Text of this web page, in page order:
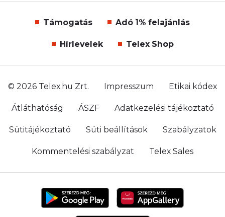
Támogatás Adó 1% felajánlás
Hírlevelek Telex Shop
© 2026 Telex.hu Zrt. Impresszum Etikai kódex
Átláthatóság ÁSZF Adatkezelési tájékoztató
Sütitájékoztató Süti beállítások Szabályzatok
Kommentelési szabályzat Telex Sales